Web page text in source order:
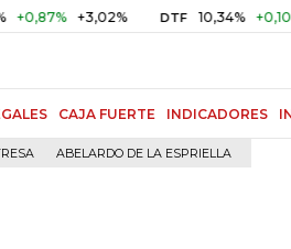
+3,02% DTF 10,34% +0,10%
CAJA FUERTE INDICADORES
ABELARDO DE LA ESPRIELLA